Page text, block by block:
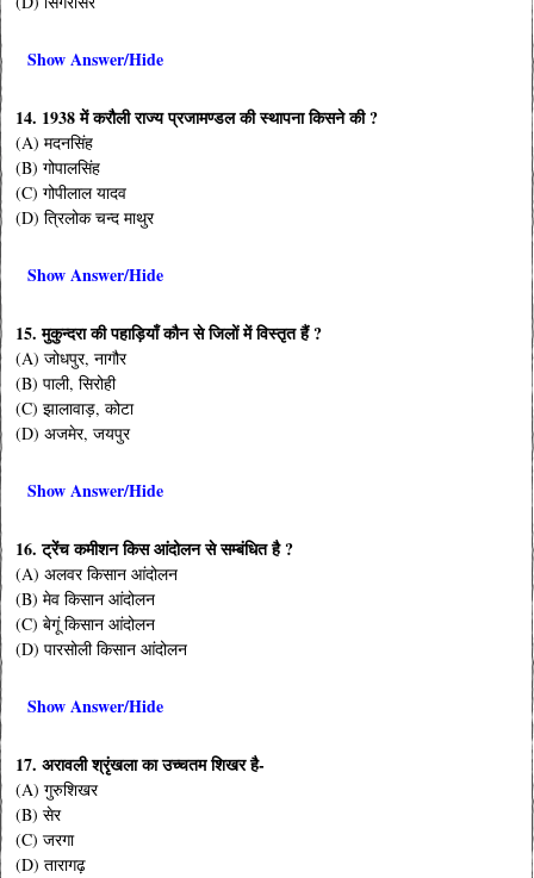
Show Answer/Hide
14. 1938 में करौली राज्य प्रजामण्डल की स्थापना किसने की ?
(A) मदनसिंह
(B) गोपालसिंह
(C) गोपीलाल यादव
(D) त्रिलोक चन्द माथुर
Show Answer/Hide
15. मुकुन्दरा की पहाड़ियाँ कौन से जिलों में विस्तृत हैं ?
(A) जोधपुर, नागौर
(B) पाली, सिरोही
(C) झालावाड़, कोटा
(D) अजमेर, जयपुर
Show Answer/Hide
16. ट्रेंच कमीशन किस आंदोलन से सम्बंधित है ?
(A) अलवर किसान आंदोलन
(B) मेव किसान आंदोलन
(C) बेगूं किसान आंदोलन
(D) पारसोली किसान आंदोलन
Show Answer/Hide
17. अरावली श्रृंखला का उच्चतम शिखर है-
(A) गुरुशिखर
(B) सेर
(C) जरगा
(D) तारागढ़